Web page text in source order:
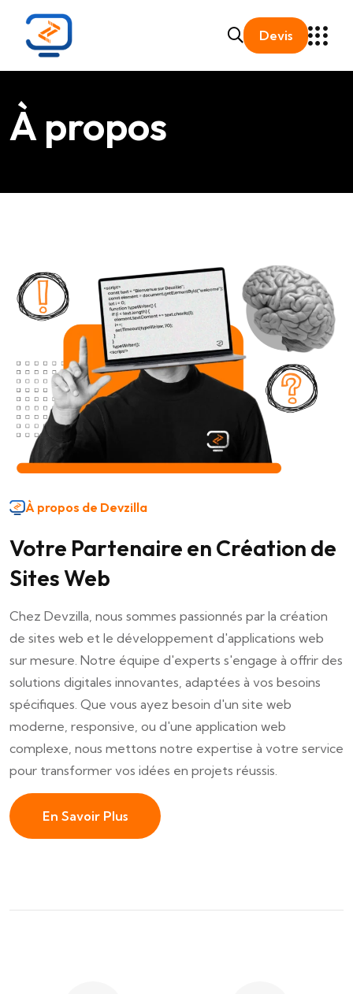
Devis
À propos
À propos de Devzilla
Votre Partenaire en Création de
Sites Web
Chez Devzilla, nous sommes passionnés par la création
de sites web et le développement d'applications web
sur mesure. Notre équipe d'experts s'engage à offrir des
solutions digitales innovantes, adaptées à vos besoins
spécifiques. Que vous ayez besoin d'un site web
moderne, responsive, ou d'une application web
complexe, nous mettons notre expertise à votre service
pour transformer vos idées en projets réussis.
En Savoir Plus